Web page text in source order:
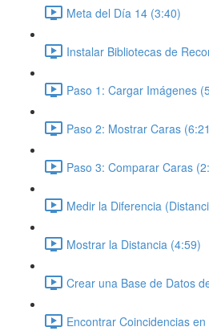
Meta del Día 14 (3:40)
Instalar Bibliotecas de
Paso 1: Cargar Imágenes
Paso 2: Mostrar Caras
Paso 3: Comparar Caras
Medir la Diferencia
Mostrar la Distancia (4:59)
Crear una Base de Datos
Encontrar Coincidencias